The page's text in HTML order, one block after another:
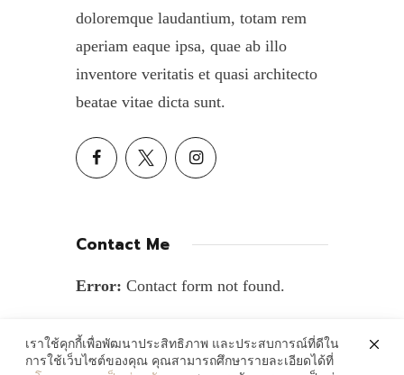
doloremque laudantium, totam rem
aperiam eaque ipsa, quae ab illo
inventore veritatis et quasi architecto
beatae vitae dicta sunt.
Contact Me
Error: Contact form not found.
เราใช้คุกกี้เพื่อพัฒนาประสิทธิภาพ และประสบการณ์ที่ดีใน
การใช้เว็บไซต์ของคุณ คุณสามารถศึกษารายละเอียดได้ที่